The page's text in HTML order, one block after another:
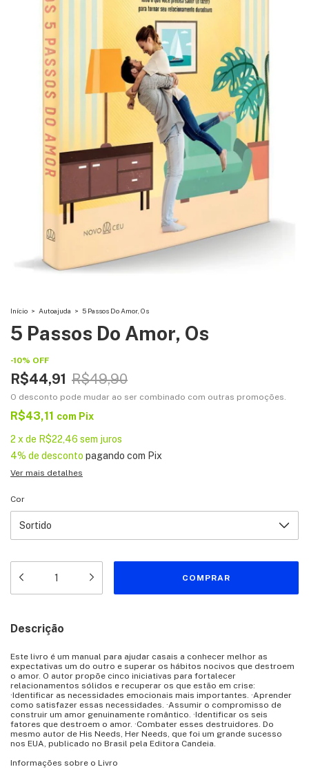
Início > Autoajuda > 5 Passos Do Amor, Os
5 Passos Do Amor, Os
-10% OFF
R$44,91 R$49,90
O desconto pode mudar ao ser combinado com outras promoções.
R$43,11 com Pix
2 x de R$22,46 sem juros
4% de desconto pagando com Pix
Ver mais detalhes
Cor
Descrição
Este livro é um manual para ajudar casais a conhecer melhor as
expectativas um do outro e superar os hábitos nocivos que destroem
o amor. O autor propõe cinco iniciativas para fortalecer
relacionamentos sólidos e recuperar os que estão em crise:
·Identificar as necessidades emocionais mais importantes. ·Aprender
como satisfazer essas necessidades. ·Assumir o compromisso de
construir um amor genuinamente romântico. ·Identificar os seis
fatores que destroem o amor. ·Combater esses destruidores. Do
mesmo autor de His Needs, Her Needs, que foi um grande sucesso
nos EUA, publicado no Brasil pela Editora Candeia.
Informações sobre o Livro